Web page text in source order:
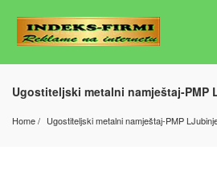
Ugostiteljski metalni namještaj-PMP
Home Ugostiteljski metalni namještaj-PMP